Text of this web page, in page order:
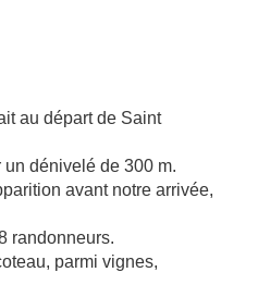
au départ de Saint
dénivelé de 300 m.
avant notre arrivée,
randonneurs.
parmi vignes,